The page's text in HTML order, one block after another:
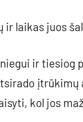
ir laikas juos
ir tiesiog
įtrūkimų
kol jos